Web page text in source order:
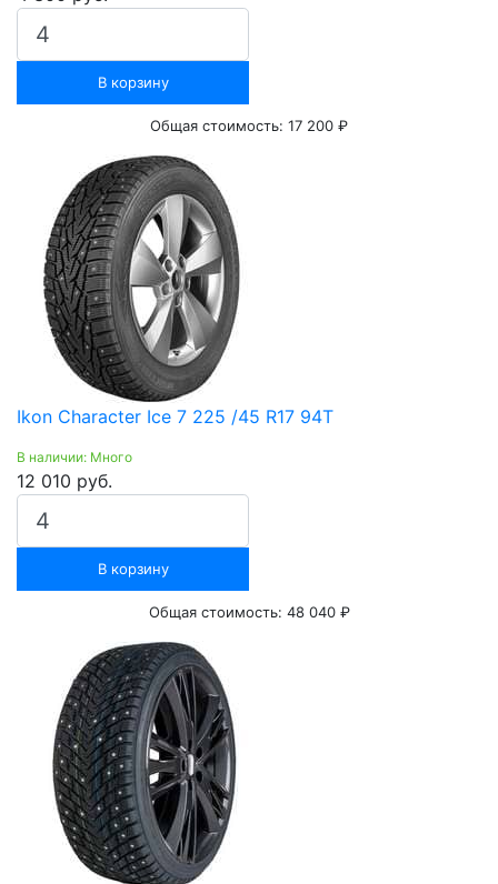
В корзину
Общая стоимость: 17 200 ₽
Ikon Character Ice 7 225 /45 R17 94T
В наличии: Много
12 010 руб.
В корзину
Общая стоимость: 48 040 ₽